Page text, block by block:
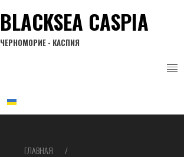
BLACKSEA CASPIA
ЧЕРНОМОРИЕ - КАСПИЯ
ГЛАВНАЯ